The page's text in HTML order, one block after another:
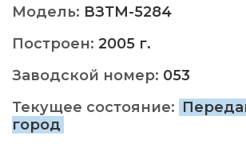
Модель: ВЗТМ-5284
Построен: 2005 г.
Заводской номер: 053
Текущее состояние:
город